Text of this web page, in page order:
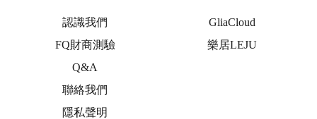
認識我們
FQ財商測驗
Q&A
聯絡我們
隱私聲明
GliaCloud
樂居LEJU